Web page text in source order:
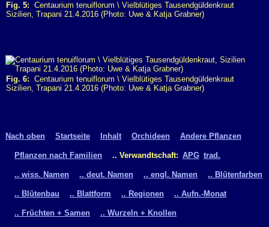
Fig. 5: Centaurium tenuiflorum \ Vielblütiges Tausendgüldenkraut
Sizilien, Trapani 21.4.2016 (Photo: Uwe & Katja Grabner)
Fig. 6: Centaurium tenuiflorum \ Vielblütiges Tausendgüldenkraut
Sizilien, Trapani 21.4.2016 (Photo: Uwe & Katja Grabner)
Nach oben Startseite Inhalt Orchideen Andere Pflanzen
Pflanzen nach Familien .. Verwandtschaft: APG trad.
.. wiss. Namen .. deut. Namen .. engl. Namen .. Blütenfarben
.. Blütenbau .. Blattform .. Regionen .. Aufn.-Monat
.. Früchten + Samen .. Wurzeln + Knollen